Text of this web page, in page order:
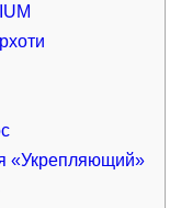
«Укрепляющий»